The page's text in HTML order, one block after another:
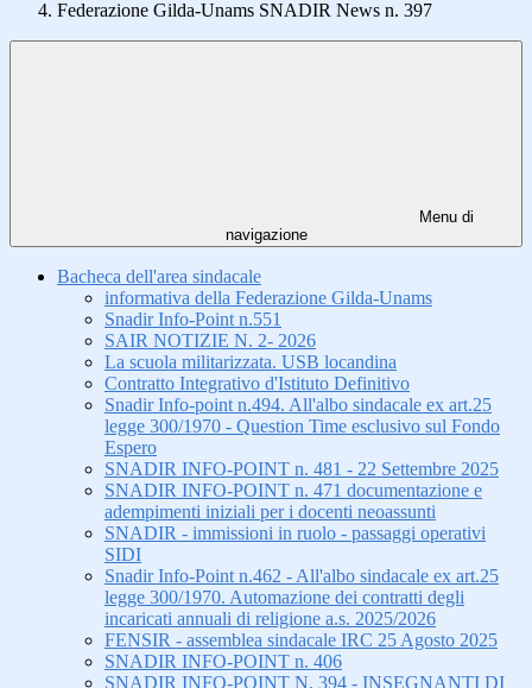
Federazione Gilda-Unams SNADIR News n. 397
Menu di
navigazione
Bacheca dell'area sindacale
informativa della Federazione Gilda-Unams
Snadir Info-Point n.551
SAIR NOTIZIE N. 2- 2026
La scuola militarizzata. USB locandina
Contratto Integrativo d'Istituto Definitivo
Snadir Info-point n.494. All'albo sindacale ex art.25
legge 300/1970 - Question Time esclusivo sul Fondo
Espero
SNADIR INFO-POINT n. 481 - 22 Settembre 2025
SNADIR INFO-POINT n. 471 documentazione e
adempimenti iniziali per i docenti neoassunti
SNADIR - immissioni in ruolo - passaggi operativi
SIDI
Snadir Info-Point n.462 - All'albo sindacale ex art.25
legge 300/1970. Automazione dei contratti degli
incaricati annuali di religione a.s. 2025/2026
FENSIR - assemblea sindacale IRC 25 Agosto 2025
SNADIR INFO-POINT n. 406
SNADIR INFO-POINT N. 394 - INSEGNANTI DI